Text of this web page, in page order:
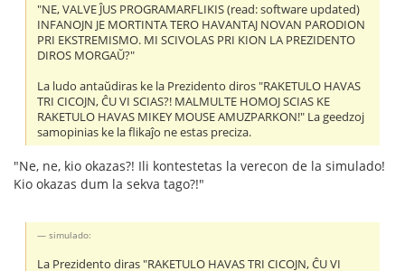
"NE, VALVE ĴUS PROGRAMARFLIKIS (read: software updated)
INFANOJN JE MORTINTA TERO HAVANTAJ NOVAN PARODION
PRI EKSTREMISMO. MI SCIVOLAS PRI KION LA PREZIDENTO
DIROS MORGAŬ?"
La ludo antaŭdiras ke la Prezidento diros "RAKETULO HAVAS
TRI CICOJN, ĈU VI SCIAS?! MALMULTE HOMOJ SCIAS KE
RAKETULO HAVAS MIKEY MOUSE AMUZPARKON!" La geedzoj
samopinias ke la flikaĵo ne estas preciza.
"Ne, ne, kio okazas?! Ili kontestetas la verecon de la simulado!
Kio okazas dum la sekva tago?!"
simulado:
La Prezidento diras "RAKETULO HAVAS TRI CICOJN, ĈU VI